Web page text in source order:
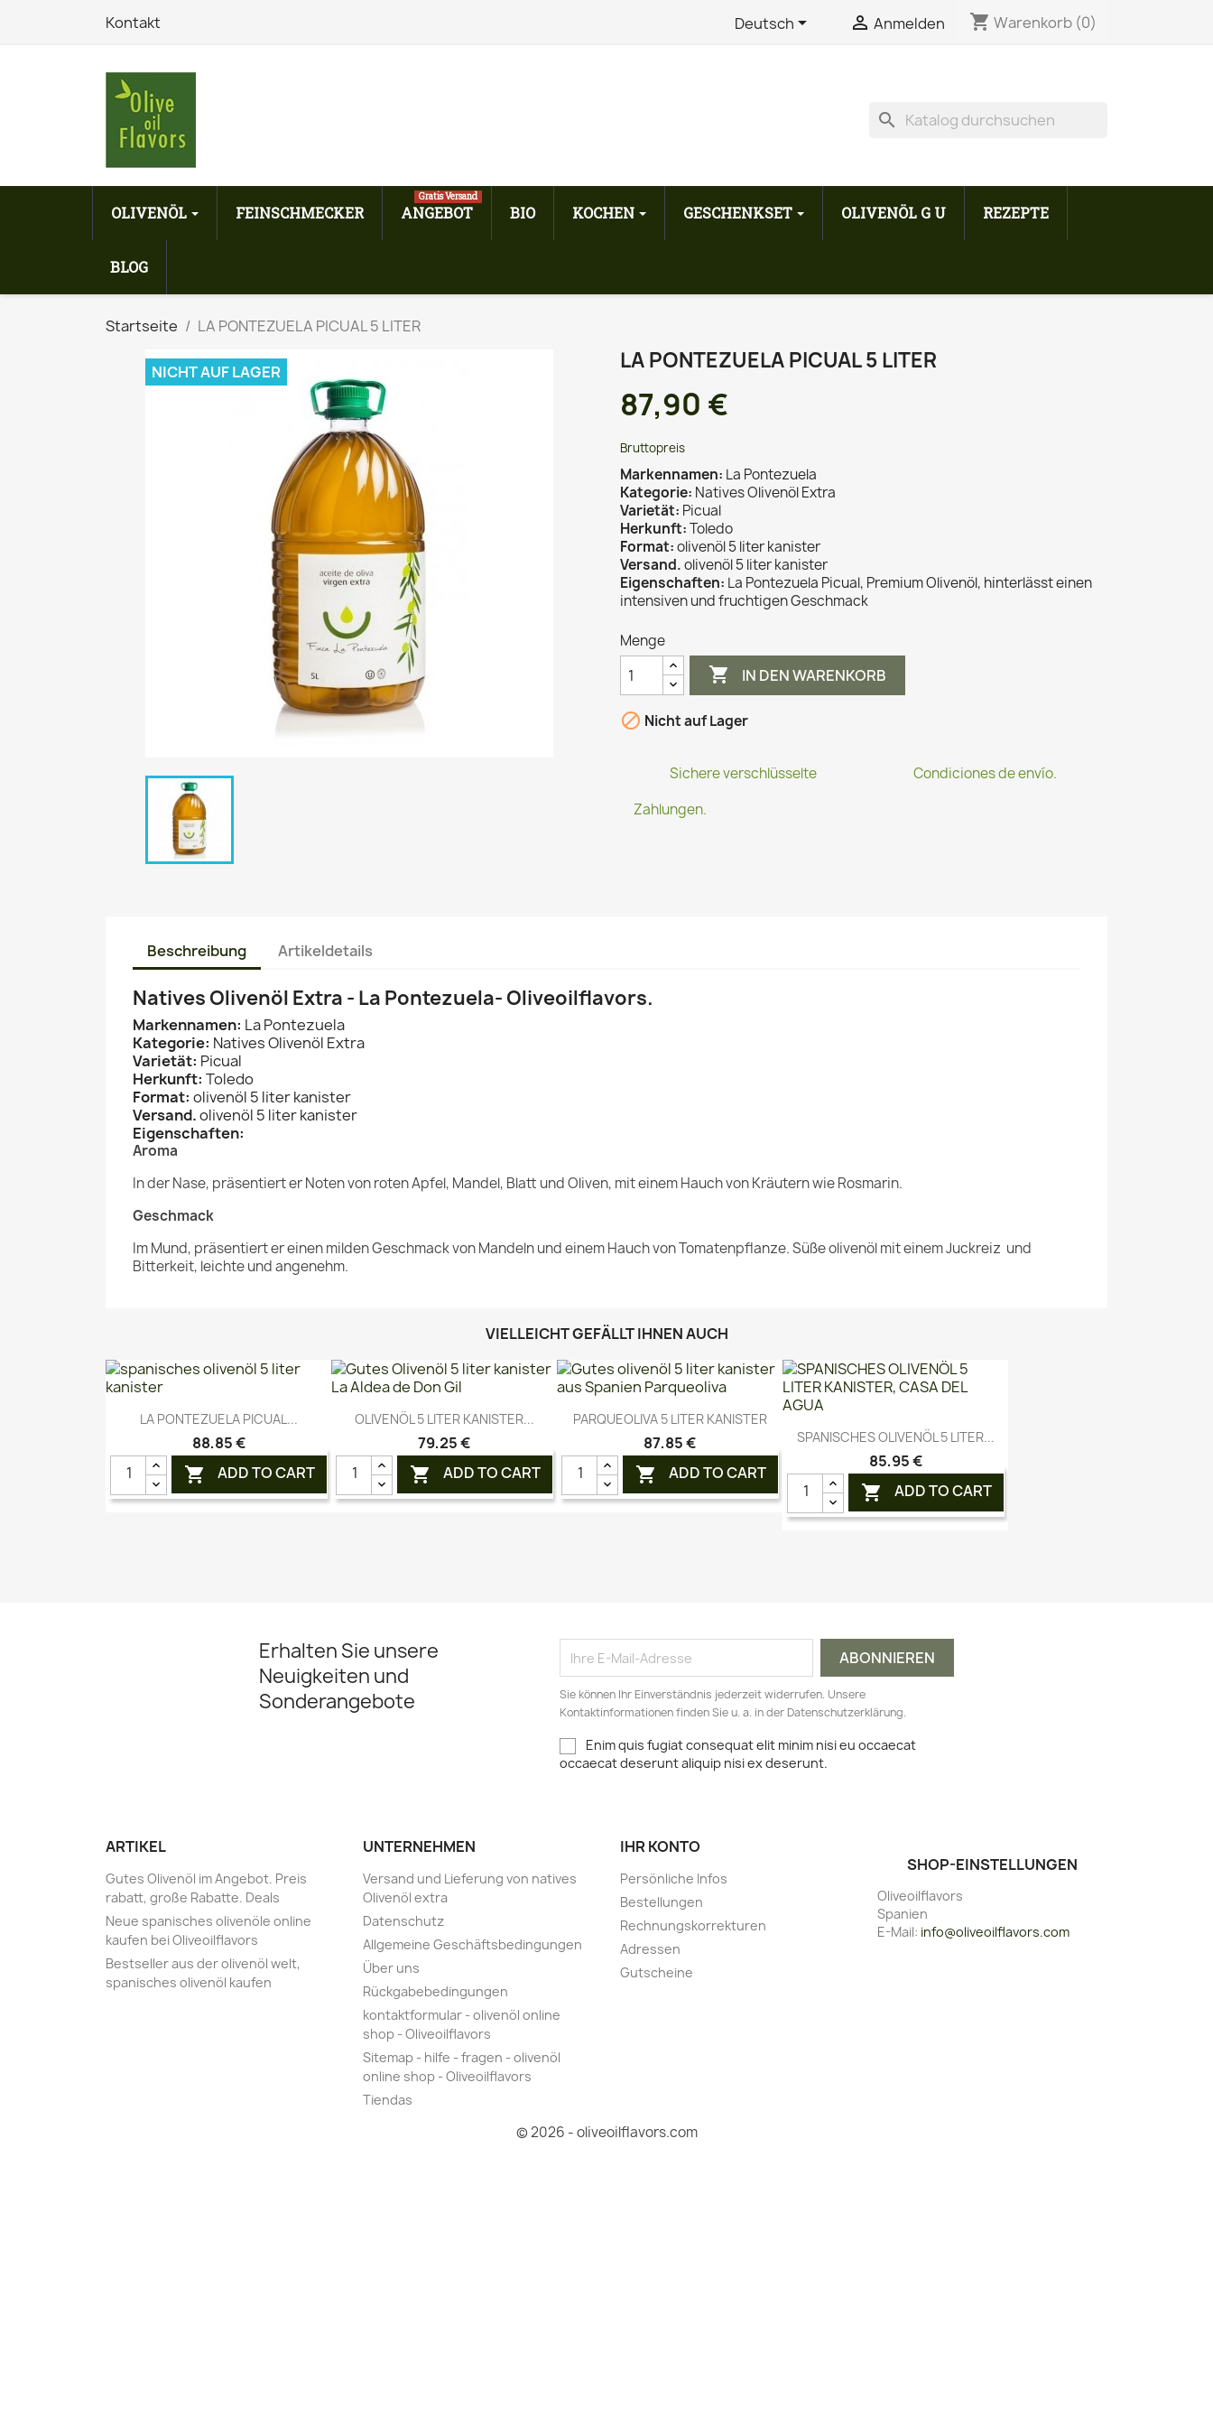
Kontakt Deutsch  Anmelden shopping_cart Warenkorb (0)
search
OLIVENÖL FEINSCHMECKER ANGEBOT
Gratis Versand
BIO KOCHEN GESCHENKSET OLIVENÖL G U REZEPTE
BLOG
Startseite LA PONTEZUELA PICUAL 5 LITER
NICHT AUF LAGER LA PONTEZUELA PICUAL 5 LITER
87,90 €
Bruttopreis
Markennamen: La Pontezuela
Kategorie: Natives Olivenöl Extra
Varietät: Picual
Herkunft:Toledo
Format:olivenöl 5 liter kanister
Versand.olivenöl 5 liter kanister
Eigenschaften: La Pontezuela Picual, Premium Olivenöl, hinterlässt einen
intensiven und fruchtigen Geschmack
Menge
 IN DEN WARENKORB
 Nicht auf Lager
Sichere verschlüsselte
Zahlungen.
Condiciones de envío.
Beschreibung Artikeldetails
Natives Olivenöl Extra - La Pontezuela- Oliveoilflavors.
Markennamen: La Pontezuela
Kategorie: Natives Olivenöl Extra
Varietät: Picual
Herkunft: Toledo
Format: olivenöl 5 liter kanister
Versand.olivenöl 5 liter kanister
Eigenschaften:
Aroma
In der Nase, präsentiert er Noten von roten Apfel, Mandel, Blatt und Oliven, mit einem Hauch von Kräutern wie Rosmarin.
Geschmack
Im Mund, präsentiert er einen milden Geschmack von Mandeln und einem Hauch von Tomatenpflanze. Süße olivenöl mit einem Juckreiz und
Bitterkeit, leichte und angenehm.
VIELLEICHT GEFÄLLT IHNEN AUCH
Vorschau
LA PONTEZUELA PICUAL...
88,85 €
 ADD TO CART
Vorschau
OLIVENÖL 5 LITER KANISTER...
79,25 €
 ADD TO CART
Vorschau
PARQUEOLIVA 5 LITER KANISTER
87,85 €
 ADD TO CART
Vorschau
SPANISCHES OLIVENÖL 5 LITER...
85,95 €
 ADD TO CART
Erhalten Sie unsere
Neuigkeiten und
Sonderangebote
Sie können Ihr Einverständnis jederzeit widerrufen. Unsere
Kontaktinformationen finden Sie u. a. in der Datenschutzerklärung.
Enim quis fugiat consequat elit minim nisi eu occaecat
occaecat deserunt aliquip nisi ex deserunt.
ARTIKEL
Gutes Olivenöl im Angebot. Preis
rabatt, große Rabatte‎. Deals
Neue spanisches olivenöle online
kaufen bei Oliveoilflavors
Bestseller aus der olivenöl welt,
spanisches olivenöl kaufen
UNTERNEHMEN
Versand und Lieferung von natives
Olivenöl extra
Datenschutz
Allgemeine Geschäftsbedingungen
Über uns
Rückgabebedingungen
kontaktformular - olivenöl online
shop - Oliveoilflavors
Sitemap - hilfe - fragen - olivenöl
online shop - Oliveoilflavors
Tiendas
IHR KONTO
Persönliche Infos
Bestellungen
Rechnungskorrekturen
Adressen
Gutscheine
SHOP-EINSTELLUNGEN
Oliveoilflavors
Spanien
E-Mail: info@oliveoilflavors.com
© 2026 - oliveoilflavors.com